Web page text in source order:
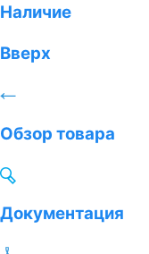
Наличие
Вверх
Обзор товара
Документация